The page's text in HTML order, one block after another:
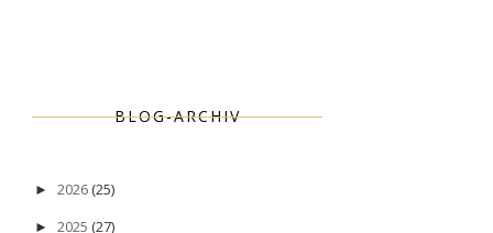
BLOG-ARCHIV
► 2026(25)
► 2025 (27)